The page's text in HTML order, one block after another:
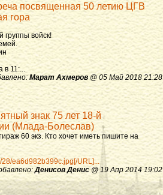
посвященная 50 летию ЦГВ
гора
группы войск!
11:...
Марат Ахмеров @ 05 Май 2018 21:28
знак 75 лет 18-й
(Млада-Болеслав)
60 экз. Кто хочет иметь пишите на
ea6d982b399c.jpg[/URL]...
Денисов Денис @ 19 Апр 2014 19:02